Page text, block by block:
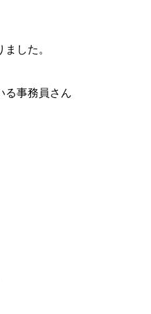
した。
る事務員さん